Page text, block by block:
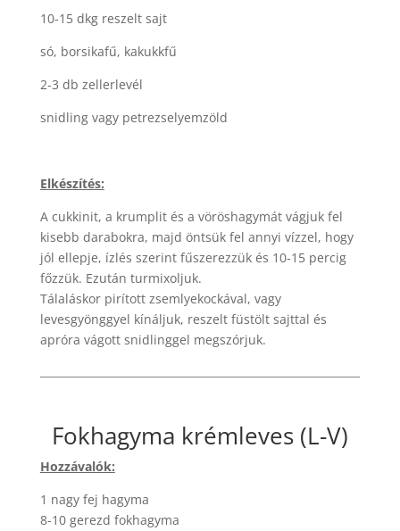
10-15 dkg reszelt sajt
só, borsikafű, kakukkfű
2-3 db zellerlevél
snidling vagy petrezselyemzöld
Elkészítés:
A cukkinit, a krumplit és a vöröshagymát vágjuk fel
kisebb darabokra, majd öntsük fel annyi vízzel, hogy
jól ellepje, ízlés szerint fűszerezzük és 10-15 percig
főzzük. Ezután turmixoljuk.
Tálaláskor pirított zsemlyekockával, vagy
levesgyönggyel kínáljuk, reszelt füstölt sajttal és
apróra vágott snidlinggel megszórjuk.
Fokhagyma krémleves (L-V)
Hozzávalók:
1 nagy fej hagyma
8-10 gerezd fokhagyma